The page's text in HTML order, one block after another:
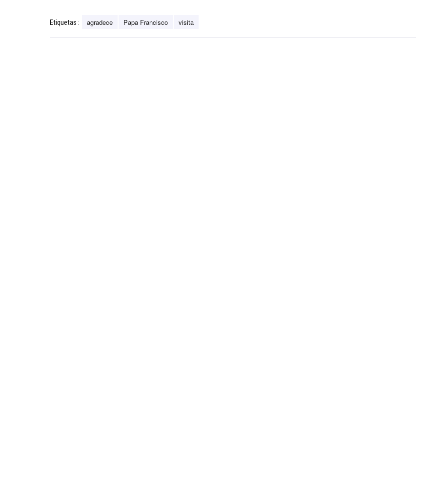
Etiquetas : agradece Papa Francisco visita